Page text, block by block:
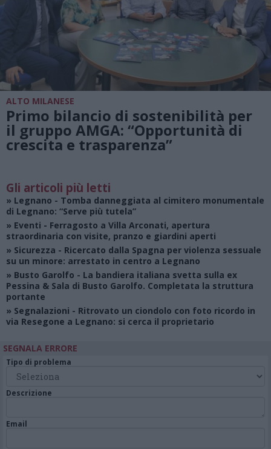
ALTO MILANESE
Primo bilancio di sostenibilità per
il gruppo AMGA: “Opportunità di
crescita e trasparenza”
Gli articoli più letti
» Legnano - Tomba danneggiata al cimitero monumentale
di Legnano: “Serve più tutela”
» Eventi - Ferragosto a Villa Arconati, apertura
straordinaria con visite, pranzo e giardini aperti
» Sicurezza - Ricercato dalla Spagna per violenza sessuale
su un minore: arrestato in centro a Legnano
» Busto Garolfo - La bandiera italiana svetta sulla ex
Pessina & Sala di Busto Garolfo. Completata la struttura
portante
» Segnalazioni - Ritrovato un ciondolo con foto ricordo in
via Resegone a Legnano: si cerca il proprietario
SEGNALA ERRORE
Tipo di problema
Descrizione
Email